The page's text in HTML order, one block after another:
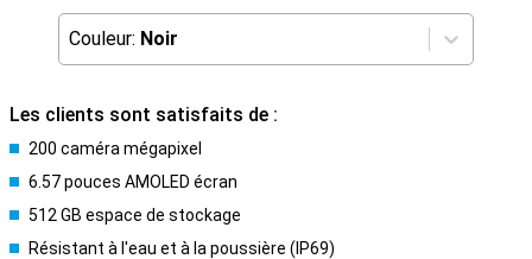
Couleur: Noir
Les clients sont satisfaits de :
200 caméra mégapixel
6.57 pouces AMOLED écran
512 GB espace de stockage
Résistant à l'eau et à la poussière (IP69)